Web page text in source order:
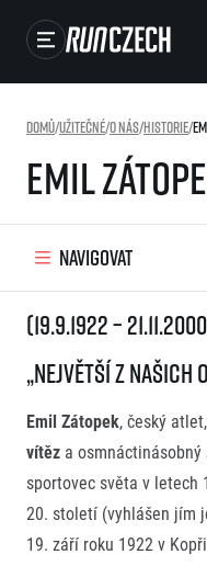
Foto & Video
Běžecká liga
O běžecké lize
Jak to funguje
Výsledky běžecké ligy
SuperHalfs
projekt SuperHalfs
SuperHalfs FAQ
EuroHeroes
Projekt EuroHeroes
Seznam závodů
Napoli Running
O Napoli Running
Emil
Domů/Užitečné/O nás/Historie/
Navigovat
(19.9.1922 –
„Největší z našich
Emil Zátopek, český
vítěz a
sportovec světa v
20. století (vyhlášen jím
19. září roku 1922 v